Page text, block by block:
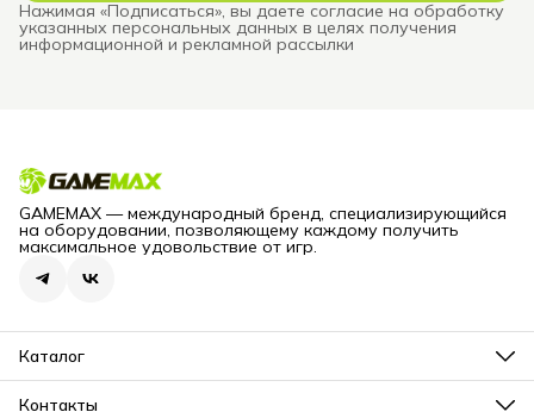
Нажимая «Подписаться», вы даете согласие на обработку
указанных персональных данных в целях получения
информационной и рекламной рассылки
GAMEMAX — международный бренд, специализирующийся
на оборудовании, позволяющему каждому получить
максимальное удовольствие от игр.
Каталог
Блоки питания для компьютеров
Корпуса для компьютеров
Контакты